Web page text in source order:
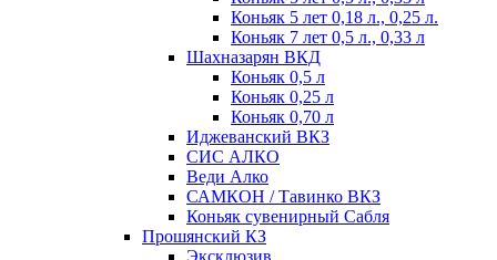
Коньяк 5 лет 0,18 л., 0,25 л.
Коньяк 7 лет 0,5 л., 0,33 л
Шахназарян ВКД
Коньяк 0,5 л
Коньяк 0,25 л
Коньяк 0,70 л
Иджеванский ВКЗ
СИС АЛКО
Веди Алко
САМКОН / Тавинко ВКЗ
Коньяк сувенирный Сабля
Прошянский КЗ
Эксклюзив